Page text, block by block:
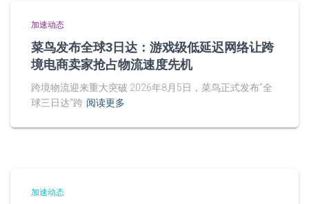
加速动态
菜鸟发布全球3日达：游戏级低延迟网络让跨
境电商卖家抢占物流速度先机
跨境物流迎来重大突破 2026年8月5日，菜鸟正式发布"全
球三日达"跨 阅读更多
加速动态